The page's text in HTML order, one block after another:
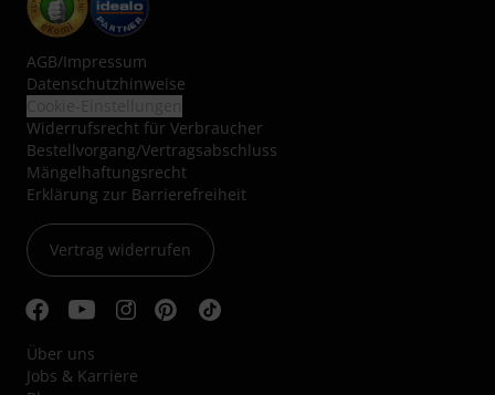
AGB/Impressum
Datenschutzhinweise
Widerrufsrecht für Verbraucher
Bestellvorgang/Vertragsabschluss
Mängelhaftungsrecht
Erklärung zur Barrierefreiheit
Vertrag widerrufen
Über uns
Jobs & Karriere